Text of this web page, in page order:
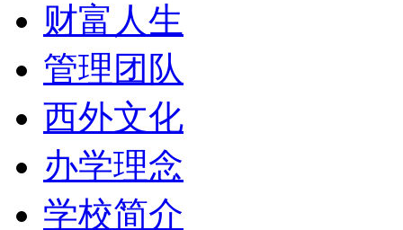
财富人生
管理团队
西外文化
办学理念
学校简介